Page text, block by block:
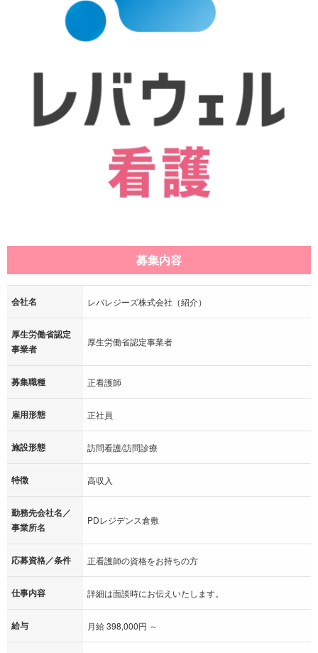
募集内容
会社名 レバレジーズ株式会社（紹介）
厚生労働省認定
事業者
厚生労働省認定事業者
募集職種 正看護師
雇用形態 正社員
施設形態 訪問看護/訪問診療
特徴 高収入
勤務先会社名／
事業所名
PDレジデンス倉敷
応募資格／条件 正看護師の資格をお持ちの方
仕事内容 詳細は面談時にお伝えいたします。
給与 月給 398,000円 ～